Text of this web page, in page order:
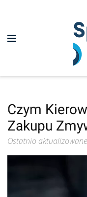
Czym
Zakupu
Ostatnio